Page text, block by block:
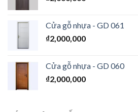
Cửa gỗ nhựa - GD 061
₫2,000,000
Cửa gỗ nhựa - GD 060
₫2,000,000